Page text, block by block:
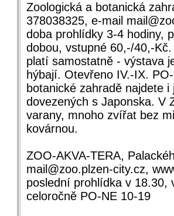
Zoologická a botanická
378038325, e-mail
doba prohlídky 3-4 hodiny,
dobou, vstupné 60,-/40,-
platí samostatně - výstava
hýbají. Otevřeno IV.-IX.
botanické zahradě najdete
dovezených s Japonska. V
varany, mnoho zvířat bez
kovárnou.
ZOO-AKVA-TERA,
mail@zoo.plzen-city.cz,
poslední prohlídka v
celoročně PO-NE 10-19